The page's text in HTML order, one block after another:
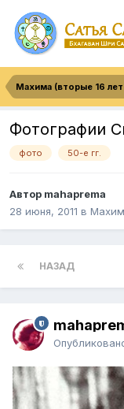
Махима (вторые 16
Фотографии
фото 50-е гг.
Автор mahaprema
28 июня, 2011 в
НАЗАД